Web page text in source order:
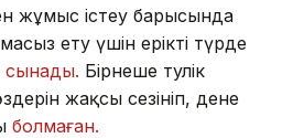
жұмыс істеу барысында
ету үшін ерікті түрде
сынады. Бірнеше тәулік
жақсы сезініп, дене
болмаған.